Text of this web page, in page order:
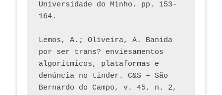
Universidade do Minho. pp. 153-
164.
Lemos, A.; Oliveira, A. Banida
por ser trans? enviesamentos
algorítmicos, plataformas e
denúncia no tinder. C&S – São
Bernardo do Campo, v. 45, n. 2,